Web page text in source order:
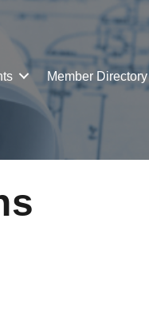
Member Directory